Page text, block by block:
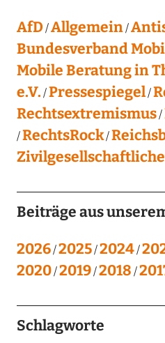
AfD Allgemein
Bundesverband
Mobile Beratung in
e.V. Pressespiegel
Rechtsextremismus
RechtsRock
Beiträge aus
2026 2025 2024
2020 2019 2018
Schlagworte